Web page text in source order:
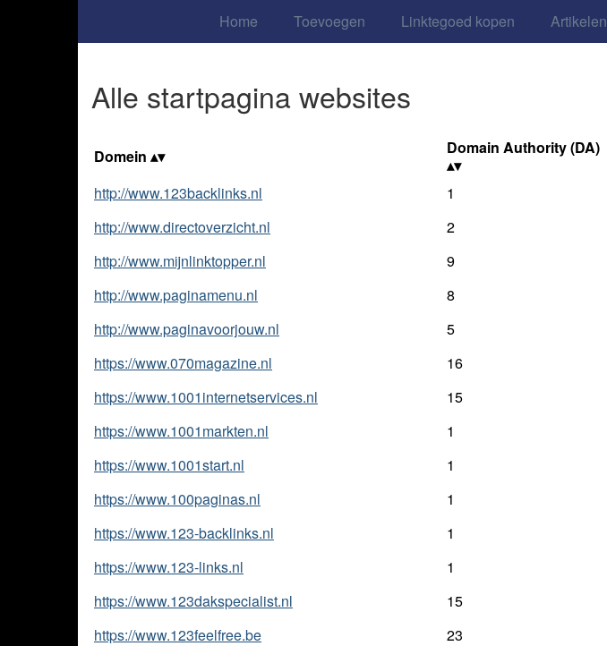
Home Toevoegen Linktegoed kopen Artikelen
Alle startpagina websites
Domein Domain Authority (DA)
http://www.123backlinks.nl 1
http://www.directoverzicht.nl 2
http://www.mijnlinktopper.nl 9
http://www.paginamenu.nl 8
http://www.paginavoorjouw.nl 5
https://www.070magazine.nl 16
https://www.1001internetservices.nl 15
https://www.1001markten.nl 1
https://www.1001start.nl 1
https://www.100paginas.nl 1
https://www.123-backlinks.nl 1
https://www.123-links.nl 1
https://www.123dakspecialist.nl 15
https://www.123feelfree.be 23